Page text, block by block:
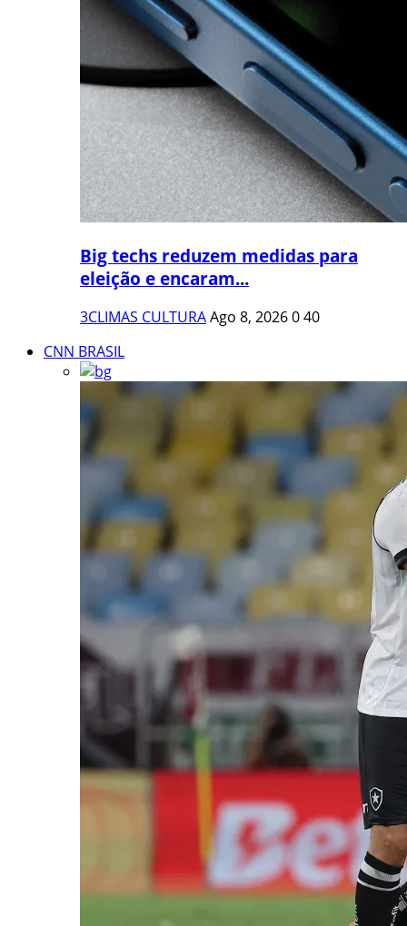
Big techs reduzem medidas para
eleição e encaram...
3CLIMAS CULTURAAgo 8, 2026040
CNN BRASIL